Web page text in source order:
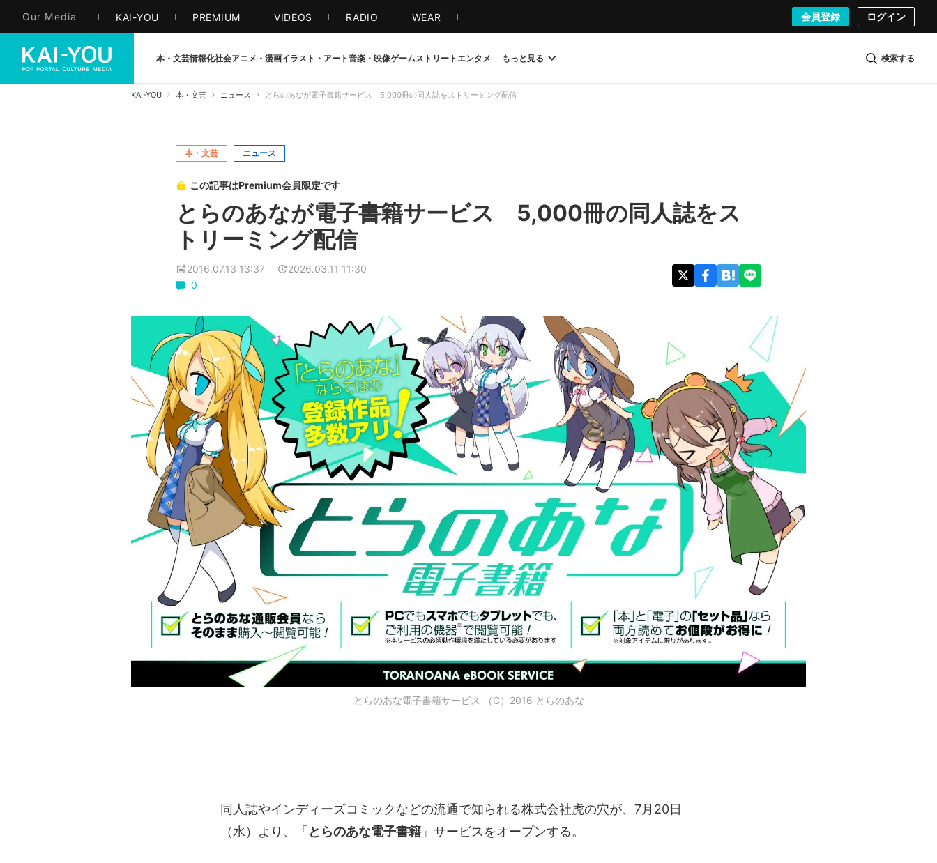
Our Media KAI-YOU PREMIUM VIDEOS RADIO WEAR 会員登録 ログイン
本・文芸情報化社会アニメ・漫画イラスト・アート音楽・映像ゲームストリート エンタメ もっと見る 検索する
KAI-YOU 本・文芸 ニュース とらのあなが電子書籍サービス 5,000冊の同人誌をストリーミング配信
本・文芸 ニュース
この記事はPremium会員限定です
とらのあなが電子書籍サービス 5,000冊の同人誌をス
トリーミング配信
2016.07.13 13:37
2026.03.11 11:30
0
とらのあな電子書籍サービス （C）2016 とらのあな
同人誌やインディーズコミックなどの流通で知られる株式会社虎の穴が、7月20日
（水）より、「とらのあな電子書籍 」サービスをオープンする。